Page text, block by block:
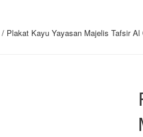
/ Plakat Kayu Yayasan Majelis Tafsir Al